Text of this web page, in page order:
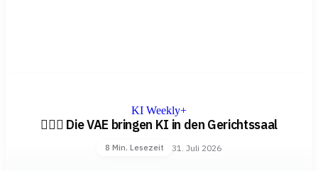
KI Weekly+
👨🏻‍⚖️ Die VAE bringen KI in den Gerichtssaal
8 Min. Lesezeit 31. Juli 2026